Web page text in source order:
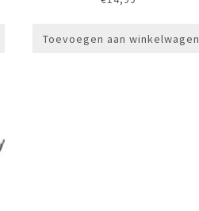
Toevoegen aan winkelwagen